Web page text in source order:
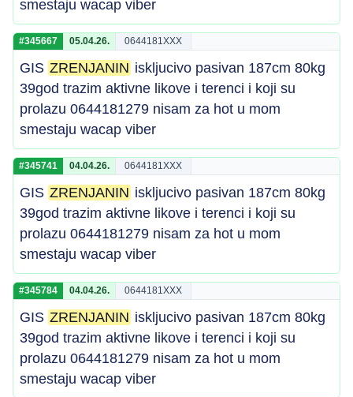
smestaju wacap viber
#345667 05.04.26. 0644181XXX
GIS ZRENJANIN iskljucivo pasivan 187cm 80kg
39god trazim aktivne likove i terenci i koji su
prolazu 0644181279 nisam za hot u mom
smestaju wacap viber
#345741 04.04.26. 0644181XXX
GIS ZRENJANIN iskljucivo pasivan 187cm 80kg
39god trazim aktivne likove i terenci i koji su
prolazu 0644181279 nisam za hot u mom
smestaju wacap viber
#345784 04.04.26. 0644181XXX
GIS ZRENJANIN iskljucivo pasivan 187cm 80kg
39god trazim aktivne likove i terenci i koji su
prolazu 0644181279 nisam za hot u mom
smestaju wacap viber